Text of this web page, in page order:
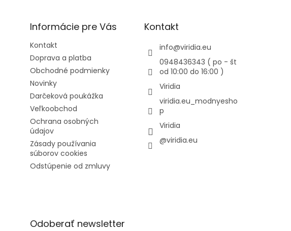
Informácie pre Vás
Kontakt
Doprava a platba
Obchodné podmienky
Novinky
Darčeková poukážka
Veľkoobchod
Ochrana osobných
údajov
Zásady používania
súborov cookies
Odstúpenie od zmluvy
Kontakt
info@viridia.eu
0948436343 ( po - št
od 10:00 do 16:00 )
Viridia
viridia.eu_modnyesho
p
Viridia
@viridia.eu
Odoberať newsletter